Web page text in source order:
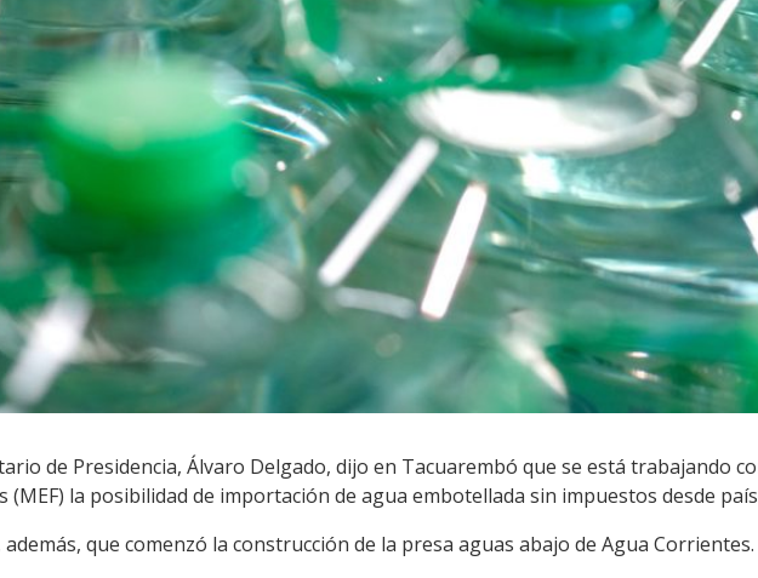
de Presidencia, Álvaro Delgado, dijo en Tacuarembó que se está trabajando
(MEF) la posibilidad de importación de agua embotellada sin impuestos desde
que comenzó la construcción de la presa aguas abajo de Agua Corrientes.